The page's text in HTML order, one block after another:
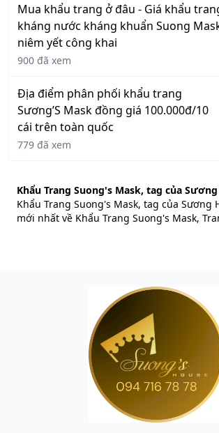
Mua khẩu trang ở đâu - Giá khẩu
kháng nước kháng khuẩn Suong
niêm yết công khai
900 đã xem
Địa điểm phân phối khẩu trang
Sương’S Mask đồng giá 100.000đ/10
cái trên toàn quốc
779 đã xem
Khẩu Trang Suong's Mask, tag của
Khẩu Trang Suong's Mask, tag của Sương
mới nhất về Khẩu Trang Suong's Mask,